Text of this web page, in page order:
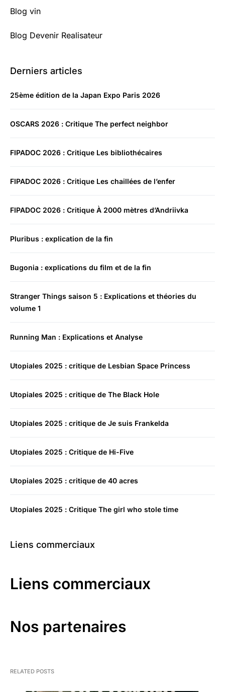
Blog vin
Blog Devenir Realisateur
Derniers articles
25ème édition de la Japan Expo Paris 2026
OSCARS 2026 : Critique The perfect neighbor
FIPADOC 2026 : Critique Les bibliothécaires
FIPADOC 2026 : Critique Les chaillées de l’enfer
FIPADOC 2026 : Critique À 2000 mètres d’Andriivka
Pluribus : explication de la fin
Bugonia : explications du film et de la fin
Stranger Things saison 5 : Explications et théories du
volume 1
Running Man : Explications et Analyse
Utopiales 2025 : critique de Lesbian Space Princess
Utopiales 2025 : critique de The Black Hole
Utopiales 2025 : critique de Je suis Frankelda
Utopiales 2025 : Critique de Hi-Five
Utopiales 2025 : critique de 40 acres
Utopiales 2025 : Critique The girl who stole time
Liens commerciaux
Liens commerciaux
Nos partenaires
RELATED POSTS